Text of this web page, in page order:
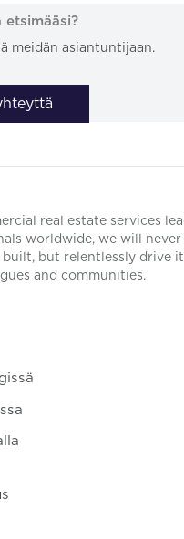
etsimääsi?
meidän asiantuntijaan.
real estate services
worldwide, we will
built, but relentlessly drive
and communities.